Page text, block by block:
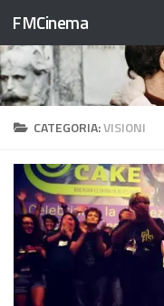
Salta al contenuto
FMCinema
CATEGORIA:VISIONI